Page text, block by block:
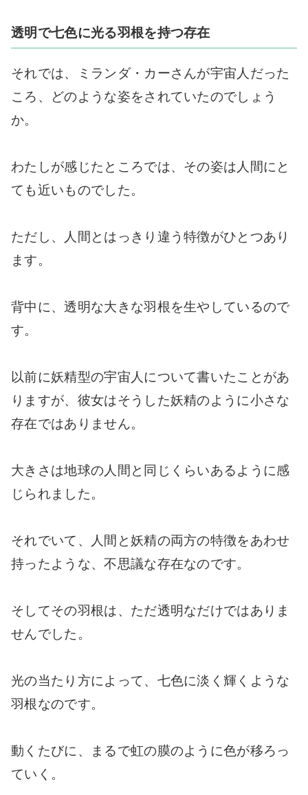
透明で七色に光る羽根を持つ存在
それでは、ミランダ・カーさんが宇宙人だった
ころ、どのような姿をされていたのでしょう
か。
わたしが感じたところでは、その姿は人間にと
ても近いものでした。
ただし、人間とはっきり違う特徴がひとつあり
ます。
背中に、透明な大きな羽根を生やしているので
す。
以前に妖精型の宇宙人について書いたことがあ
りますが、彼女はそうした妖精のように小さな
存在ではありません。
大きさは地球の人間と同じくらいあるように感
じられました。
それでいて、人間と妖精の両方の特徴をあわせ
持ったような、不思議な存在なのです。
そしてその羽根は、ただ透明なだけではありま
せんでした。
光の当たり方によって、七色に淡く輝くような
羽根なのです。
動くたびに、まるで虹の膜のように色が移ろっ
ていく。